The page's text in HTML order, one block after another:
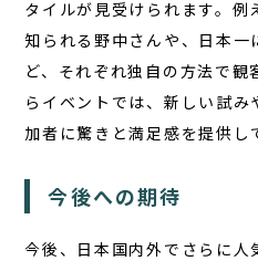
タイルが見受けられます。例
知られる野中さんや、日本一
ど、それぞれ独自の方法で観
らイベントでは、新しい試
加者に驚きと満足感を提供し
今後への期待
今後、日本国内外でさらに人